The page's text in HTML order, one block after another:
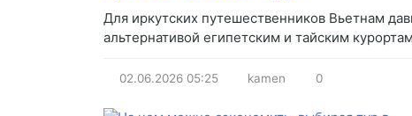
Для иркутских путешественников Вьетнам
альтернативой египетским и тайским
02.06.2026 05:25 kamen 0